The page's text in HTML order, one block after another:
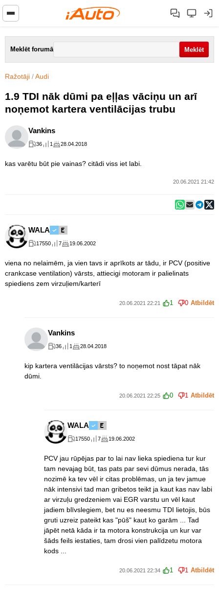
Meklēt forumā
Ražotāji /Audi
1.9 TDI nāk dūmi pa eļļas vāciņu un arī
noņemot kartera ventilācijas trubu
Vankins
36 1 28.04.2018
kas varētu būt pie vainas? citādi viss iet labi.
20.06.2021 21:42
WALA
17550 7 19.06.2002
viena no nelaimēm, ja vien tavs ir aprīkots ar tādu, ir PCV (positive
crankcase ventilation) vārsts, attiecigi motoram ir palielinats
spiediens zem virzuļiem/karterī
20.06.2021 22:21 1 0 Atbildēt
Vankins
36 1 28.04.2018
kip kartera ventilācijas vārsts? to noņemot nost tāpat nāk
dūmi.
20.06.2021 22:25 0 1 Atbildēt
WALA
17550 7 19.06.2002
PCV jau rūpējas par to lai nav lieka spiediena tur kur
tam nevajag būt, tas pats par sevi dūmus nerada, tās
nozimē ka tev vēl ir citas problēmas, un ja tev jamue
nāk intensivi tad man gribetos teikt ja kaut kas nav labi
ar virzuļu gredzeniem vai EGR varstu un vēl kaut
jadiem blīvslegiem, bet nu es neesmu TDI lietojis, būs
gruti uzreiz pateikt kas "pūš" kaut ko garām ... Tad
jāpēt netā kāda ir ta motora konstrukcija un kur var
šāds feils iestaties, tam drosi vien palīdzetu motora
kods ...
20.06.2021 22:34 1 1 Atbildēt